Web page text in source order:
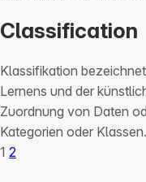
Classification
Klassifikation
Lernens und der
Zuordnung von Daten
Kategorien oder
1 2